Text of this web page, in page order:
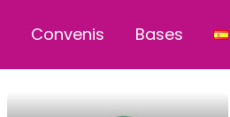
Convenis Bases